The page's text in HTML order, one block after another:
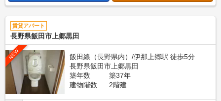
賃貸アパート
長野県飯田市上郷黒田
NEW
飯田線（長野県内）/伊那上郷駅 徒歩5分
長野県飯田市上郷黒田
築年数
築37年
建物階数
2階建